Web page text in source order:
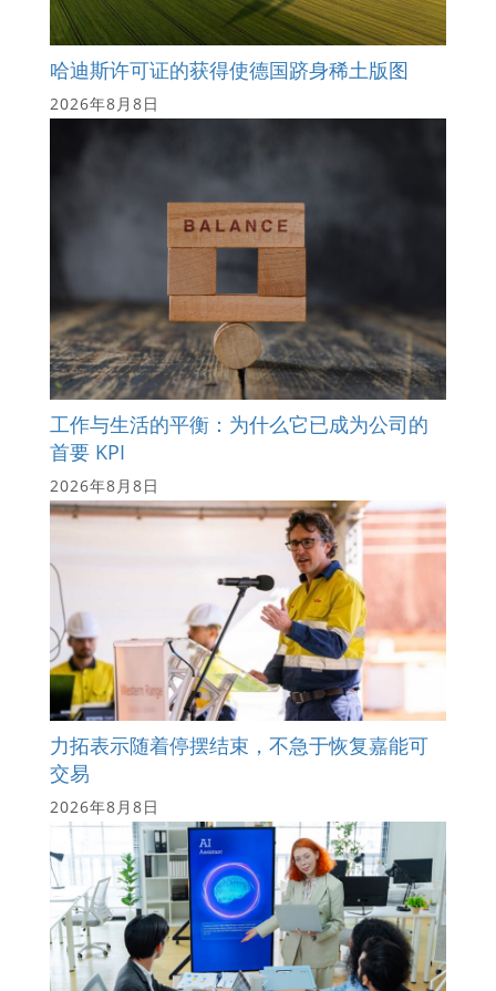
哈迪斯许可证的获得使德国跻身稀土版图
2026年8月8日
工作与生活的平衡：为什么它已成为公司的
首要 KPI
2026年8月8日
力拓表示随着停摆结束，不急于恢复嘉能可
交易
2026年8月8日